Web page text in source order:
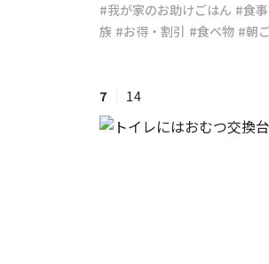
#渡邊大地の令和的ワーパパ
#我が家のお助けごはん #食事
族 #お得・割引 #食べ物 #朝
7 14